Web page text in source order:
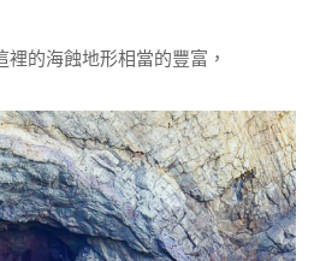
的海蝕地形相當的豐富，